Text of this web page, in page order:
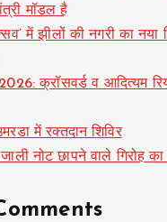
मॉडल है
में झीलों की नगरी का
क्रॉसवर्ड व आदित्यम
में रक्तदान शिविर
नोट छापने वाले गिरोह